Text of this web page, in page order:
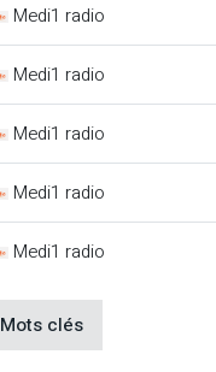
Medi1 radio
Medi1 radio
Medi1 radio
Medi1 radio
Medi1 radio
Mots clés